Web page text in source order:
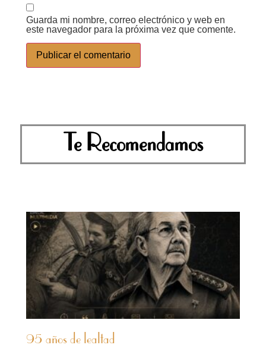
Guarda mi nombre, correo electrónico y web en
este navegador para la próxima vez que comente.
Te Recomendamos
95 años de lealtad